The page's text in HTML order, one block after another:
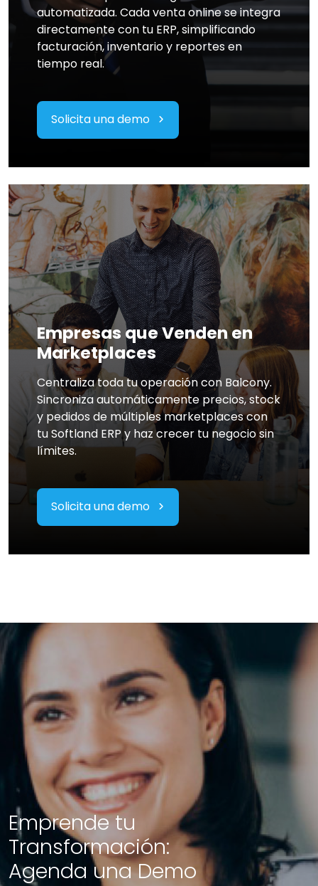
automatizada. Cada venta online se integra
directamente con tu ERP, simplificando
facturación, inventario y reportes en
tiempo real.
Solicita una demo
Empresas que Venden en
Marketplaces
Centraliza toda tu operación con Balcony.
Sincroniza automáticamente precios, stock
y pedidos de múltiples marketplaces con
tu Softland ERP y haz crecer tu negocio sin
límites.
Solicita una demo
Emprende tu
Transformación:
Agenda una Demo